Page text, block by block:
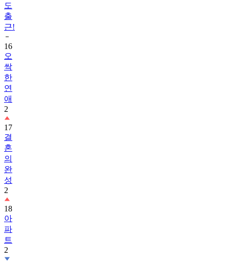
도
출
근!
16
오
싹
한
연
애
2
17
결
혼
의
완
성
2
18
아
파
트
2